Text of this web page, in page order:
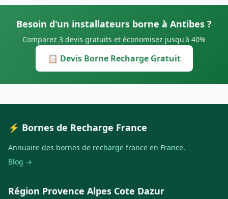
Besoin d'un installateurs borne à Antibes ?
Comparez 3 devis gratuits et économisez jusqu'à 40%
📋 Devis Borne Recharge Gratuit
⚡ Bornes de Recharge France
Annuaire des bornes de recharge france en France.
Blog →
Région Provence Alpes Cote Dazur